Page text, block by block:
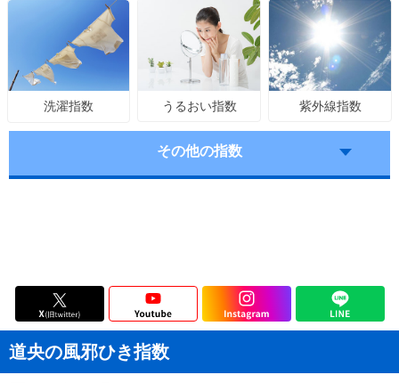
洗濯指数 うるおい指数 紫外線指数
その他の指数
道央の風邪ひき指数